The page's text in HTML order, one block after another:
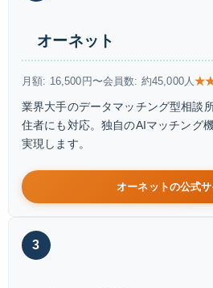
オーネット
月額: 16,500円〜会員数: 約45,000人
業界大手のデータマッチング型相談
住者にも対応。独自のAIマッチング
実現します。
オーネットの公式
3